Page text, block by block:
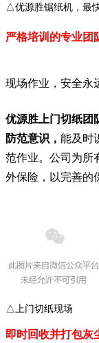
△优源胜锯纸机，最
严格培训的专业团
现场作业，安全永
优源胜上门切纸团
防范意识， 能及时
范作业。公司为所
外保险，以完善的
△上门切纸现场
即时回收并打包灰